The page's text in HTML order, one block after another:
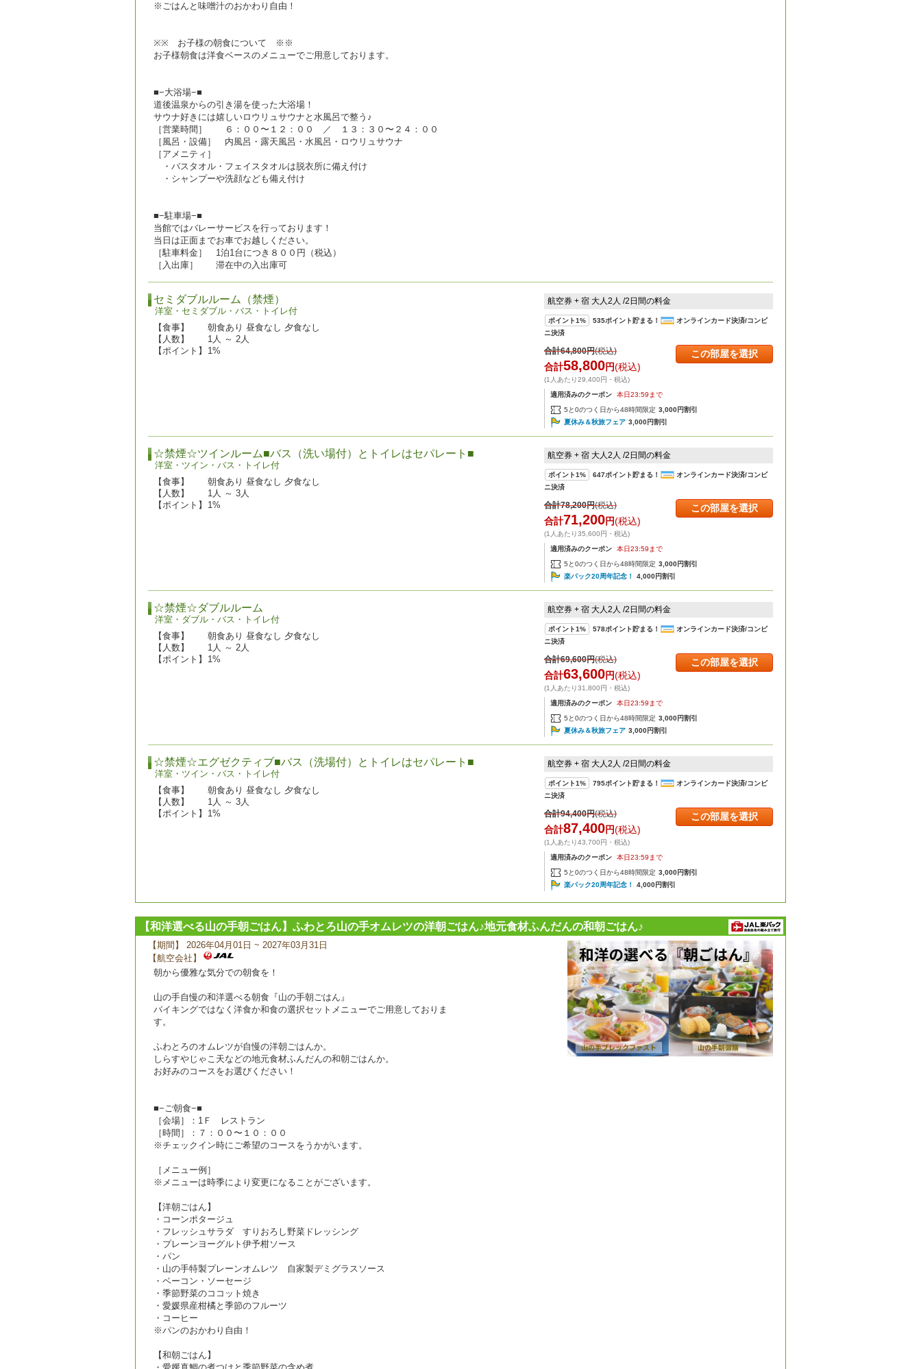
※ごはんと味噌汁のおかわり自由！
※※ お子様の朝食について ※※
お子様朝食は洋食ベースのメニューでご用意しております。
■−大浴場−■
道後温泉からの引き湯を使った大浴場！
サウナ好きには嬉しいロウリュサウナと水風呂で整う♪
［営業時間］ ６：００〜１２：００ ／ １３：３０〜２４：００
［風呂・設備］ 内風呂・露天風呂・水風呂・ロウリュサウナ
［アメニティ］
・バスタオル・フェイスタオルは脱衣所に備え付け
・シャンプーや洗顔なども備え付け
■−駐車場−■
当館ではバレーサービスを行っております！
当日は正面までお車でお越しください。
［駐車料金］ 1泊1台につき８００円（税込）
［入出庫］ 滞在中の入出庫可
セミダブルルーム（禁煙）
洋室・セミダブル・バス・トイレ付
【食事】
朝食あり 昼食なし 夕食なし
【人数】
1人 ～ 2人
【ポイント】
1%
航空券 + 宿 大人2人 /2日間の料金
ポイント1% 535ポイント貯まる！
オンラインカード決済/コンビ
ニ決済
合計64,800円(税込)
合計58,800円(税込)
(1人あたり29,400円・税込)
適用済みのクーポン
本日23:59まで
5と0のつく日から48時間限定 3,000円割引
夏休み＆秋旅フェア 3,000円割引
この部屋を選択
☆禁煙☆ツインルーム■バス（洗い場付）とトイレはセパレート■
洋室・ツイン・バス・トイレ付
【食事】
朝食あり 昼食なし 夕食なし
【人数】
1人 ～ 3人
【ポイント】
1%
航空券 + 宿 大人2人 /2日間の料金
ポイント1% 647ポイント貯まる！
オンラインカード決済/コンビ
ニ決済
合計78,200円(税込)
合計71,200円(税込)
(1人あたり35,600円・税込)
適用済みのクーポン
本日23:59まで
5と0のつく日から48時間限定 3,000円割引
楽パック20周年記念！
4,000円割引
この部屋を選択
☆禁煙☆ダブルルーム
洋室・ダブル・バス・トイレ付
【食事】
朝食あり 昼食なし 夕食なし
【人数】
1人 ～ 2人
【ポイント】
1%
航空券 + 宿 大人2人 /2日間の料金
ポイント1% 578ポイント貯まる！
オンラインカード決済/コンビ
ニ決済
合計69,600円(税込)
合計63,600円(税込)
(1人あたり31,800円・税込)
適用済みのクーポン
本日23:59まで
5と0のつく日から48時間限定 3,000円割引
夏休み＆秋旅フェア 3,000円割引
この部屋を選択
☆禁煙☆エグゼクティブ■バス（洗場付）とトイレはセパレート■
洋室・ツイン・バス・トイレ付
【食事】
朝食あり 昼食なし 夕食なし
【人数】
1人 ～ 3人
【ポイント】
1%
航空券 + 宿 大人2人 /2日間の料金
ポイント1% 795ポイント貯まる！
オンラインカード決済/コンビ
ニ決済
合計94,400円(税込)
合計87,400円(税込)
(1人あたり43,700円・税込)
適用済みのクーポン
本日23:59まで
5と0のつく日から48時間限定 3,000円割引
楽パック20周年記念！
4,000円割引
この部屋を選択
【和洋選べる山の手朝ごはん】ふわとろ山の手オムレツの洋朝ごはん♪地元食材ふんだんの和朝ごはん♪
【期間】 2026年04月01日 ~ 2027年03月31日
【航空会社】
朝から優雅な気分での朝食を！
山の手自慢の和洋選べる朝食『山の手朝ごはん』
バイキングではなく洋食か和食の選択セットメニューでご用意しておりま
す。
ふわとろのオムレツが自慢の洋朝ごはんか。
しらすやじゃこ天などの地元食材ふんだんの和朝ごはんか。
お好みのコースをお選びください！
■−ご朝食−■
［会場］：1Ｆ レストラン
［時間］：７：００〜１０：００
※チェックイン時にご希望のコースをうかがいます。
［メニュー例］
※メニューは時季により変更になることがございます。
【洋朝ごはん】
・コーンポタージュ
・フレッシュサラダ すりおろし野菜ドレッシング
・プレーンヨーグルト伊予柑ソース
・パン
・山の手特製プレーンオムレツ 自家製デミグラスソース
・ベーコン・ソーセージ
・季節野菜のココット焼き
・愛媛県産柑橘と季節のフルーツ
・コーヒー
※パンのおかわり自由！
【和朝ごはん】